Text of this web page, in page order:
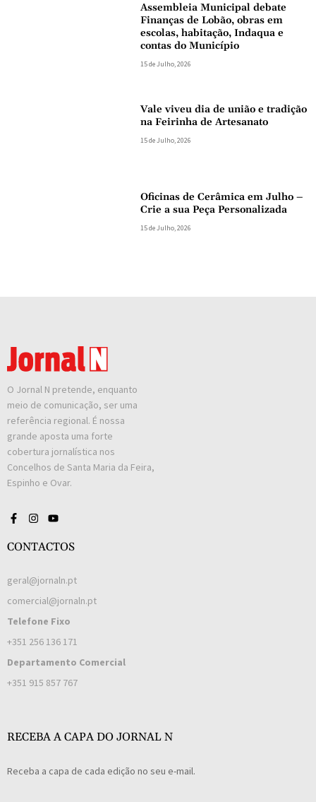
Assembleia Municipal debate
Finanças de Lobão, obras em
escolas, habitação, Indaqua e
contas do Município
15 de Julho, 2026
Vale viveu dia de união e tradição
na Feirinha de Artesanato
15 de Julho, 2026
Oficinas de Cerâmica em Julho –
Crie a sua Peça Personalizada
15 de Julho, 2026
O Jornal N pretende, enquanto
meio de comunicação, ser uma
referência regional. É nossa
grande aposta uma forte
cobertura jornalística nos
Concelhos de Santa Maria da Feira,
Espinho e Ovar.
CONTACTOS
geral@jornaln.pt
comercial@jornaln.pt
Telefone Fixo
+351 256 136 171
Departamento Comercial
+351 915 857 767
RECEBA A CAPA DO JORNAL N
Receba a capa de cada edição no seu e-mail.